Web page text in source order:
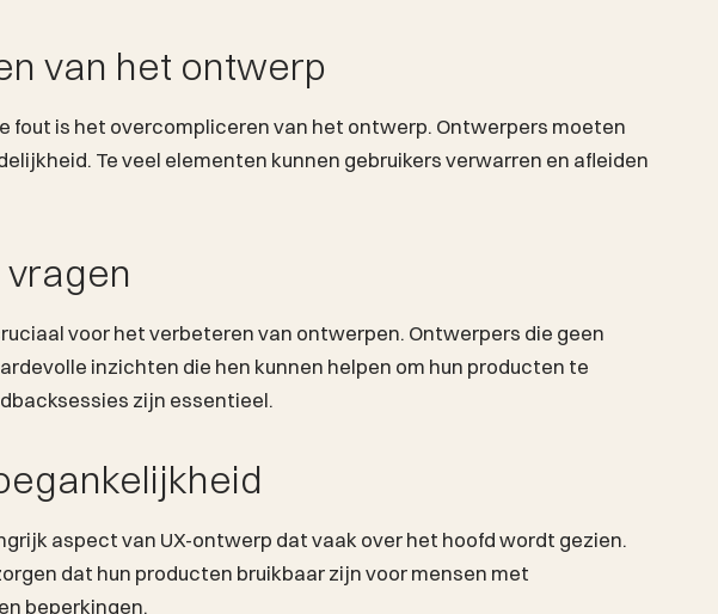
van het ontwerp
fout is het overcompliceren van het ontwerp. Ontwerpers moeten
Te veel elementen kunnen gebruikers verwarren en afleiden
voor het verbeteren van ontwerpen. Ontwerpers die geen
inzichten die hen kunnen helpen om hun producten te
zijn essentieel.
aspect van UX-ontwerp dat vaak over het hoofd wordt gezien.
dat hun producten bruikbaar zijn voor mensen met
beperkingen.